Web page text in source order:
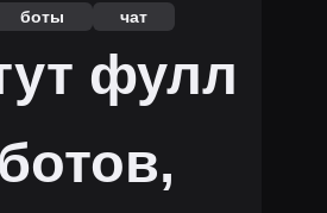
боты чат
фулл